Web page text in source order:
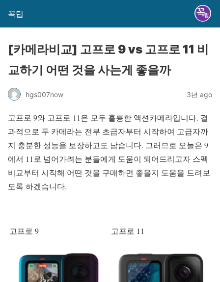
꼭팁
[카메라비교] 고프로 9 vs 고프로 11 비
교하기 어떤 것을 사는게 좋을까
hgs007now 3년 ago
고프로 9와 고프로 11은 모두 훌륭한 액션카메라입니다. 결
과적으로 두 카메라는 전부 초급자부터 시작하여 고급자까
지 충분한 성능을 보장하고도 남습니다. 그러므로 오늘은 9
에서 11로 넘어가려는 분들에게 도움이 되어드리고자 스펙
비교부터 시작해 어떤 것을 구매하면 좋을지 도움을 드려보
도록 하겠습니다.
고프로 9 고프로 11